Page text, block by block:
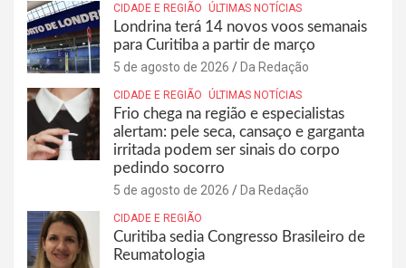
CIDADE E REGIÃO ÚLTIMAS NOTÍCIAS
Londrina terá 14 novos voos semanais
para Curitiba a partir de março
5 de agosto de 2026 Da Redação
CIDADE E REGIÃO ÚLTIMAS NOTÍCIAS
Frio chega na região e especialistas
alertam: pele seca, cansaço e garganta
irritada podem ser sinais do corpo
pedindo socorro
5 de agosto de 2026 Da Redação
CIDADE E REGIÃO
Curitiba sedia Congresso Brasileiro de
Reumatologia